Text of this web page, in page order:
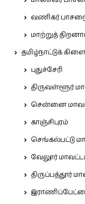
வணிகர்
மாற்றுத்
தமிழ்நாட்டுக்
புதுச்சேரி
திருவள்ளூர்
சென்னை
காஞ்சிபுரம்
செங்கல்பட்டு
வேலூர்
திருப்பத்தூர்